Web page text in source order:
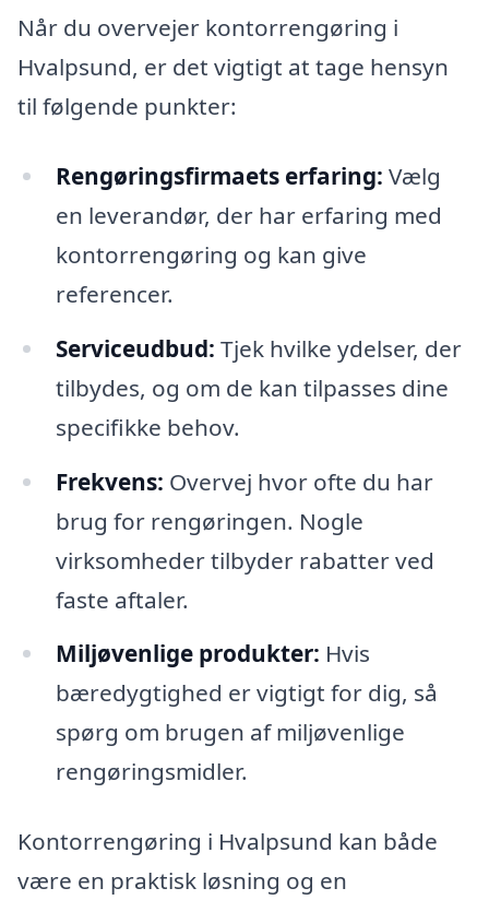
Når du overvejer kontorrengøring i
Hvalpsund, er det vigtigt at tage hensyn
til følgende punkter:
Rengøringsfirmaets erfaring: Vælg
en leverandør, der har erfaring med
kontorrengøring og kan give
referencer.
Serviceudbud: Tjek hvilke ydelser, der
tilbydes, og om de kan tilpasses dine
specifikke behov.
Frekvens: Overvej hvor ofte du har
brug for rengøringen. Nogle
virksomheder tilbyder rabatter ved
faste aftaler.
Miljøvenlige produkter: Hvis
bæredygtighed er vigtigt for dig, så
spørg om brugen af miljøvenlige
rengøringsmidler.
Kontorrengøring i Hvalpsund kan både
være en praktisk løsning og en